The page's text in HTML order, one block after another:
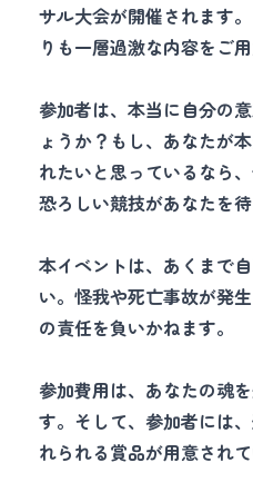
サル大会が開催されます
りも一層過激な内容をご
参加者は、本当に自分の
ょうか？もし、あなたが
れたいと思っているなら
恐ろしい競技があなたを待
本イベントは、あくまで
い。怪我や死亡事故が発
の責任を負いかねます。
参加費用は、あなたの魂
す。そして、参加者には
れられる賞品が用意されて